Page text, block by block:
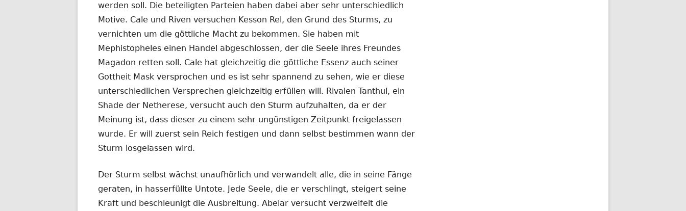
werden soll. Die beteiligten Parteien haben dabei aber sehr unterschiedlich
Motive. Cale und Riven versuchen Kesson Rel, den Grund des Sturms, zu
vernichten um die göttliche Macht zu bekommen. Sie haben mit
Mephistopheles einen Handel abgeschlossen, der die Seele ihres Freundes
Magadon retten soll. Cale hat gleichzeitig die göttliche Essenz auch seiner
Gottheit Mask versprochen und es ist sehr spannend zu sehen, wie er diese
unterschiedlichen Versprechen gleichzeitig erfüllen will. Rivalen Tanthul, ein
Shade der Netherese, versucht auch den Sturm aufzuhalten, da er der
Meinung ist, dass dieser zu einem sehr ungünstigen Zeitpunkt freigelassen
wurde. Er will zuerst sein Reich festigen und dann selbst bestimmen wann der
Sturm losgelassen wird.
Der Sturm selbst wächst unaufhörlich und verwandelt alle, die in seine Fänge
geraten, in hasserfüllte Untote. Jede Seele, die er verschlingt, steigert seine
Kraft und beschleunigt die Ausbreitung. Abelar versucht verzweifelt die